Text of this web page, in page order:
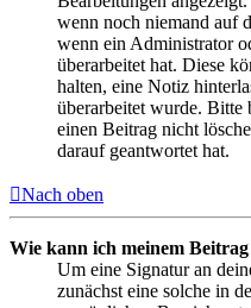
wenn noch niemand auf
wenn ein Administrator
überarbeitet hat. Diese
halten, eine Notiz
überarbeitet wurde. Bitte
einen Beitrag nicht
darauf geantwortet hat.
Nach oben
Wie kann ich meinem
Um eine Signatur an
zunächst eine solche in